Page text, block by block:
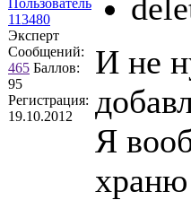
113480
Эксперт
Сообщений:
465 Баллов:
95
Регистрация:
19.10.2012
И не
Я
храню